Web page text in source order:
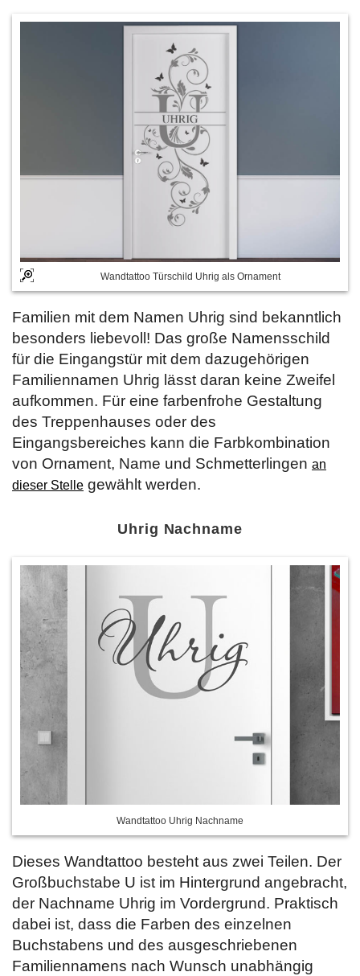
Wandtattoo Türschild Uhrig als Ornament
Familien mit dem Namen Uhrig sind bekanntlich
besonders liebevoll! Das große Namensschild
für die Eingangstür mit dem dazugehörigen
Familiennamen Uhrig lässt daran keine Zweifel
aufkommen. Für eine farbenfrohe Gestaltung
des Treppenhauses oder des
Eingangsbereiches kann die Farbkombination
von Ornament, Name und Schmetterlingen an
dieser Stelle gewählt werden.
Uhrig Nachname
Wandtattoo Uhrig Nachname
Dieses Wandtattoo besteht aus zwei Teilen. Der
Großbuchstabe U ist im Hintergrund angebracht,
der Nachname Uhrig im Vordergrund. Praktisch
dabei ist, dass die Farben des einzelnen
Buchstabens und des ausgeschriebenen
Familiennamens nach Wunsch unabhängig